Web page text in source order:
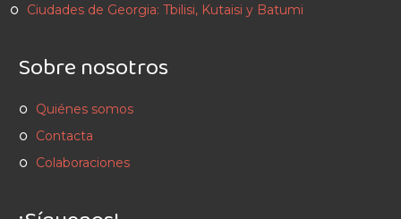
Ciudades de Georgia: Tbilisi, Kutaisi y Batumi
Sobre nosotros
Quiénes somos
Contacta
Colaboraciones